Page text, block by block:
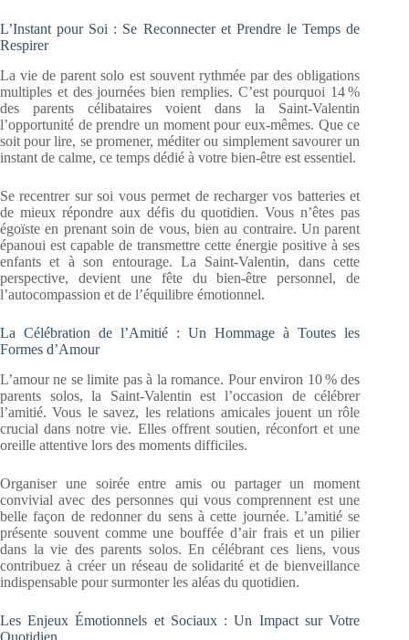
L’Instant pour Soi : Se Reconnecter et Prendre le Temps de
Respirer
La vie de parent solo est souvent rythmée par des obligations
multiples et des journées bien remplies. C’est pourquoi 14 %
des parents célibataires voient dans la Saint-Valentin
l’opportunité de prendre un moment pour eux-mêmes. Que ce
soit pour lire, se promener, méditer ou simplement savourer un
instant de calme, ce temps dédié à votre bien-être est essentiel.
Se recentrer sur soi vous permet de recharger vos batteries et
de mieux répondre aux défis du quotidien. Vous n’êtes pas
égoïste en prenant soin de vous, bien au contraire. Un parent
épanoui est capable de transmettre cette énergie positive à ses
enfants et à son entourage. La Saint-Valentin, dans cette
perspective, devient une fête du bien-être personnel, de
l’autocompassion et de l’équilibre émotionnel.
La Célébration de l’Amitié : Un Hommage à Toutes les
Formes d’Amour
L’amour ne se limite pas à la romance. Pour environ 10 % des
parents solos, la Saint-Valentin est l’occasion de célébrer
l’amitié. Vous le savez, les relations amicales jouent un rôle
crucial dans notre vie. Elles offrent soutien, réconfort et une
oreille attentive lors des moments difficiles.
Organiser une soirée entre amis ou partager un moment
convivial avec des personnes qui vous comprennent est une
belle façon de redonner du sens à cette journée. L’amitié se
présente souvent comme une bouffée d’air frais et un pilier
dans la vie des parents solos. En célébrant ces liens, vous
contribuez à créer un réseau de solidarité et de bienveillance
indispensable pour surmonter les aléas du quotidien.
Les Enjeux Émotionnels et Sociaux : Un Impact sur Votre
Quotidien